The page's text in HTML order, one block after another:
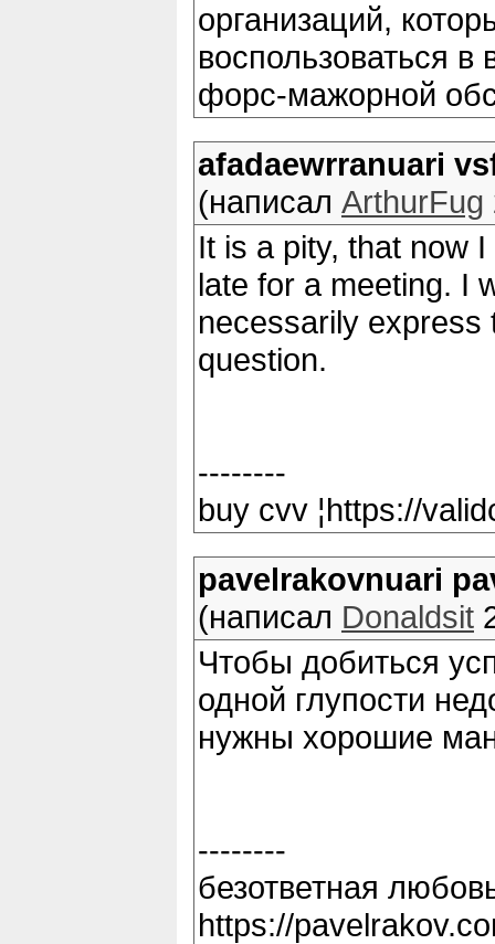
организаций,
воспользоваться
форс-мажорной
afadaewrranuari
(написал ArthurFug
It is a pity, that now
late for a meeting. I
necessarily express
question.
--------
buy cvv ¦https://
pavelrakovnuari
(написал Donaldsit
Чтобы добиться
одной глупости
нужны хорошие
--------
безответная
https://